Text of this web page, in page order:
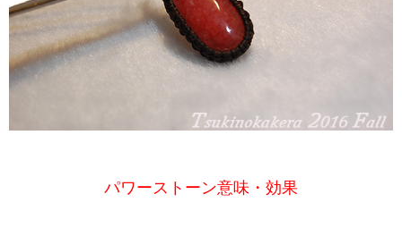
パワーストーン意味・効果